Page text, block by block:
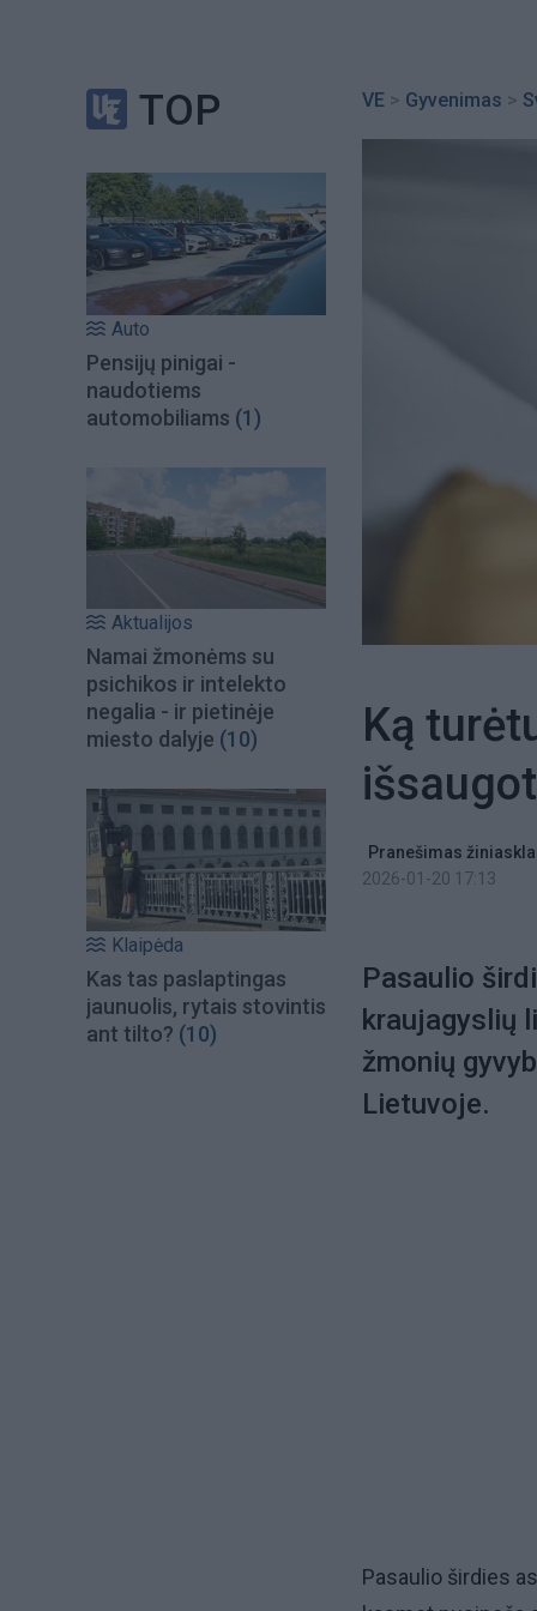
TOP
Auto
Pensijų pinigai -
naudotiems
automobiliams (1)
Aktualijos
Namai žmonėms su
psichikos ir intelekto
negalia - ir pietinėje
miesto dalyje (10)
Klaipėda
Kas tas paslaptingas
jaunuolis, rytais stovintis
ant tilto? (10)
VE > Gyvenimas >
Ką
Pranešimas
2026-01-20 17:13
Pasaulio
kraujagyslių
žmonių
Lietuvoje.
Pasaulio širdies